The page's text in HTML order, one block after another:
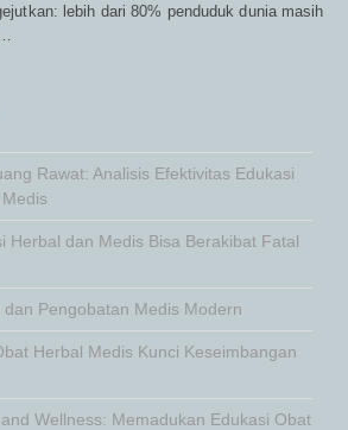
lebih dari 80% penduduk dunia masih
Rawat: Analisis Efektivitas Edukasi
Herbal dan Medis Bisa Berakibat Fatal
Pengobatan Medis Modern
Herbal Medis Kunci Keseimbangan
Wellness: Memadukan Edukasi Obat